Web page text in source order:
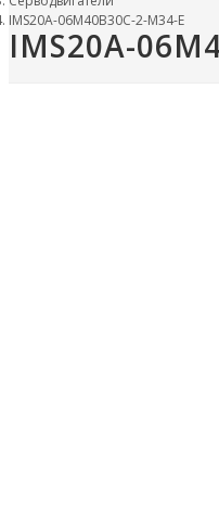
IMS20A-06M40B30C-2-M34-E
IMS20A-